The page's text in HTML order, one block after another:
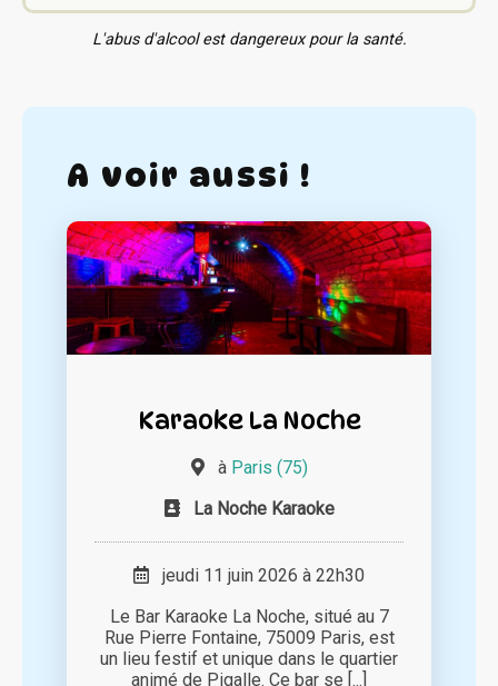
L'abus d'alcool est dangereux pour la santé.
A voir aussi !
Karaoke La Noche
à Paris (75)
La Noche Karaoke
jeudi 11 juin 2026 à 22h30
Le Bar Karaoke La Noche, situé au 7
Rue Pierre Fontaine, 75009 Paris, est
un lieu festif et unique dans le quartier
animé de Pigalle. Ce bar se [...]